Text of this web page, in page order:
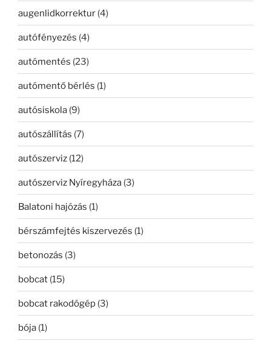
augenlidkorrektur (4)
autófényezés (4)
autómentés (23)
autómentő bérlés (1)
autósiskola (9)
autószállítás (7)
autószerviz (12)
autószerviz Nyíregyháza (3)
Balatoni hajózás (1)
bérszámfejtés kiszervezés (1)
betonozás (3)
bobcat (15)
bobcat rakodógép (3)
bója (1)